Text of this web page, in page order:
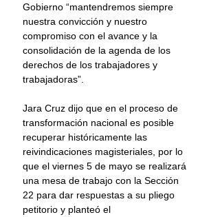
Gobierno “mantendremos siempre
nuestra convicción y nuestro
compromiso con el avance y la
consolidación de la agenda de los
derechos de los trabajadores y
trabajadoras”.
Jara Cruz dijo que en el proceso de
transformación nacional es posible
recuperar históricamente las
reivindicaciones magisteriales, por lo
que el viernes 5 de mayo se realizará
una mesa de trabajo con la Sección
22 para dar respuestas a su pliego
petitorio y planteó el